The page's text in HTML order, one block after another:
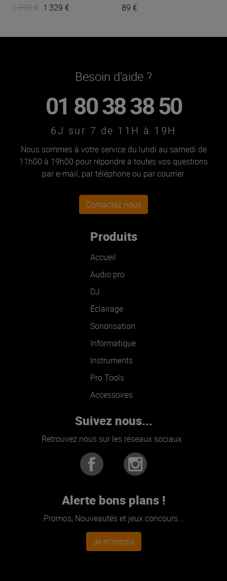
1 599 € 1 329 € 89 €
Besoin d'aide ?
01 80 38 38 50
6J sur 7 de 11H à 19H
Nous sommes à votre service du lundi au samedi de
11h00 à 19h00 pour répondre à toutes vos questions
par e-mail, par téléphone ou par courrier.
Contactez nous
Produits
Accueil
Audio pro
DJ
Éclairage
Sonorisation
Informatique
Instruments
Pro Tools
Accessoires
Suivez nous...
Retrouvez nous sur les réseaux sociaux :
Alerte bons plans !
Promos, Nouveautés et jeux concours...
Je m'inscris